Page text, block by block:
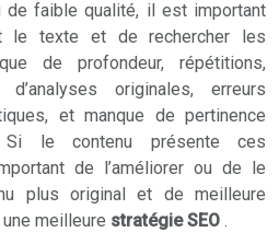
de faible qualité, il est important
le texte et de rechercher les
de profondeur, répétitions,
originales, erreurs
et manque de pertinence
Si le contenu présente ces
de l’améliorer ou de le
plus original et de meilleure
meilleure stratégie SEO .